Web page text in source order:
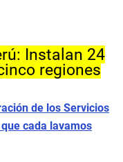
Instalan 24
regiones
de los Servicios
cada lavamos